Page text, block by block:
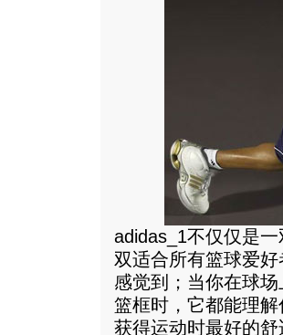
adidas_1不仅仅是
双适合所有篮球爱
感觉到；当你在球
篮框时，它都能理
获得运动时最好的